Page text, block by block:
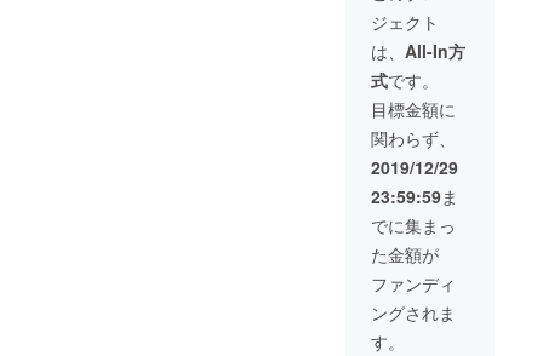
として
いかが
でしょ
影は
2020年
3月末迄
に日程
を調節
の上行
いま
す。
※SNSや
HPの宣
伝は出
来ませ
ん。 ※
ビュー
形式で
入れさ
せて頂
きま
す。 開
設3ヶ月
で平均
数は1万
回を超
えてお
りま
す。 一
度アッ
プロー
名様受
講出来
ます。
なので
お友達
と一緒
にご参
加頂け
ますと
一人
5000円
です。
イヤー
スコー
プを使
わない
施術で
ジェクト
は、 All-In方
式です。
目標金額に
関わらず、
2019/12/29
23:59:59ま
でに集まっ
た金額が
ファンディ
ングされま
す。